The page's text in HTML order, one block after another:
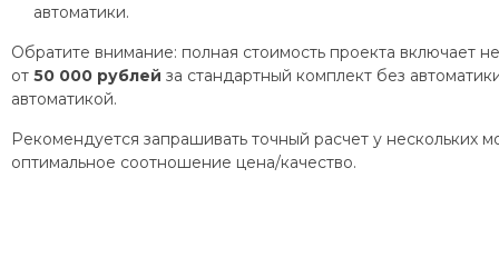
автоматики.
Обратите внимание: полная стоимость проекта включает
от 50 000 рублей за стандартный комплект без
автоматикой.
Рекомендуется запрашивать точный расчет у
оптимальное соотношение цена/качество.